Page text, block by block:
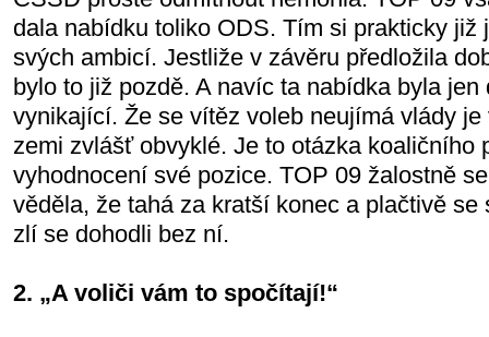
dala nabídku toliko ODS. Tím si prakticky již
svých ambicí. Jestliže v závěru předložila
bylo to již pozdě. A navíc ta nabídka byla jen
vynikající. Že se vítěz voleb neujímá vlády
zemi zvlášť obvyklé. Je to otázka koaličního
vyhodnocení své pozice. TOP 09 žalostně
věděla, že tahá za kratší konec a plačtivě se
zlí se dohodli bez ní.
2. „A voliči vám to spočítají!“